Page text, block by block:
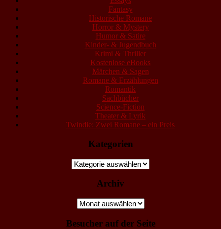
Fantasy
Historische Romane
Horror & Mystery
Humor & Satire
Kinder- & Jugendbuch
Krimi & Thriller
Kostenlose eBooks
Märchen & Sagen
Romane & Erzählungen
Romantik
Sachbücher
Science-Fiction
Theater & Lyrik
Twindie: Zwei Romane – ein Preis
Kategorien
Kategorien
Archiv
Archiv
Besucher auf der Seite